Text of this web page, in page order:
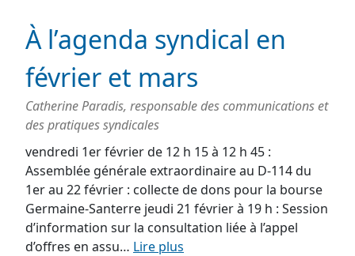
À l’agenda syndical en
février et mars
Catherine Paradis, responsable des communications et
des pratiques syndicales
vendredi 1er février de 12 h 15 à 12 h 45 :
Assemblée générale extraordinaire au D-114 du
1er au 22 février : collecte de dons pour la bourse
Germaine-Santerre jeudi 21 février à 19 h : Session
d’information sur la consultation liée à l’appel
d’offres en assu… Lire plus